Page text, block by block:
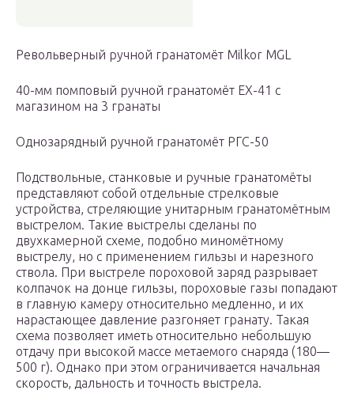
Револьверный ручной гранатомёт Milkor MGL
40-мм помповый ручной гранатомёт EX-41 с
магазином на 3 гранаты
Однозарядный ручной гранатомёт РГС-50
Подствольные, станковые и ручные гранатомёты
представляют собой отдельные стрелковые
устройства, стреляющие унитарным гранатомётным
выстрелом. Такие выстрелы сделаны по
двухкамерной схеме, подобно миномётному
выстрелу, но с применением гильзы и нарезного
ствола. При выстреле пороховой заряд разрывает
колпачок на донце гильзы, пороховые газы попадают
в главную камеру относительно медленно, и их
нарастающее давление разгоняет гранату. Такая
схема позволяет иметь относительно небольшую
отдачу при высокой массе метаемого снаряда (180—
500 г). Однако при этом ограничивается начальная
скорость, дальность и точность выстрела.